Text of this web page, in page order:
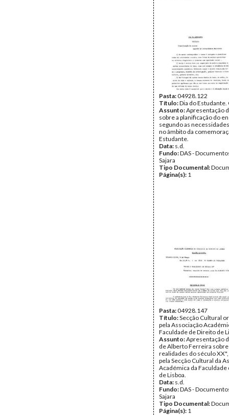
Pasta:04928.122
Título:Dia do
Assunto:Apresentação
sobre a planificação do
segundo as
no âmbito da
Estudante.
Data: s.d.
Fundo:DAS -
Sajara
Tipo Documental:
Página(s): 1
Pasta:04928.147
Título:Secção Cultural
pela Associação
Faculdade de Direito de
Assunto:Apresentação
de Alberto Ferreira
realidades do século
pela Secção Cultural da
Académica da
de Lisboa.
Data: s.d.
Fundo:DAS -
Sajara
Tipo Documental:
Página(s): 1